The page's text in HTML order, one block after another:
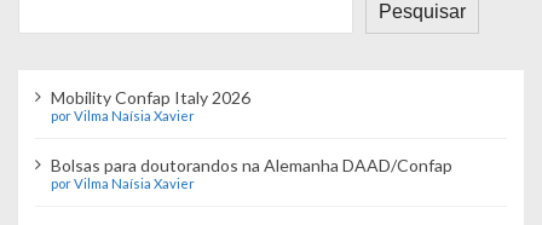
Pesquisar
Mobility Confap Italy 2026
por Vilma Naísia Xavier
Bolsas para doutorandos na Alemanha DAAD/Confap
por Vilma Naísia Xavier